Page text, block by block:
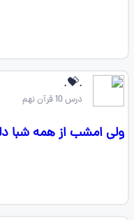
.💝.
درس 10 قرآن نهم
ولی امشب از همه شبا